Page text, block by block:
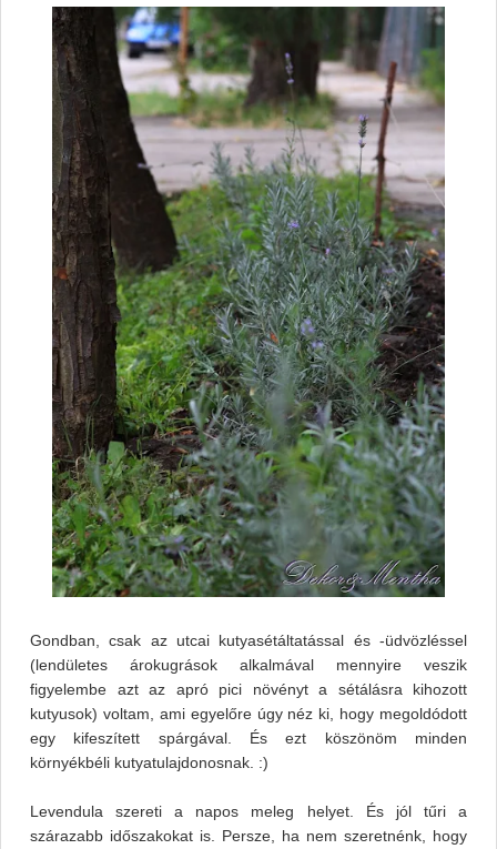
Gondban, csak az utcai kutyasétáltatással és -üdvözléssel
(lendületes árokugrások alkalmával mennyire veszik
figyelembe azt az apró pici növényt a sétálásra kihozott
kutyusok) voltam, ami egyelőre úgy néz ki, hogy megoldódott
egy kifeszített spárgával. És ezt köszönöm minden
környékbéli kutyatulajdonosnak. :)
Levendula szereti a napos meleg helyet. És jól tűri a
szárazabb időszakokat is. Persze, ha nem szeretnénk, hogy